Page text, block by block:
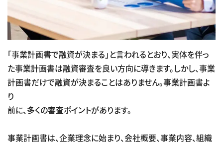
「事業計画書で融資が決まる」と言われるとおり、実体を伴っ
た事業計画書は融資審査を良い方向に導きます。しかし、事業
計画書だけで融資が決まることはありません。事業計画書よ
り
前に、多くの審査ポイントがあります。
事業計画書は、企業理念に始まり、会社概要、事業内容、組織